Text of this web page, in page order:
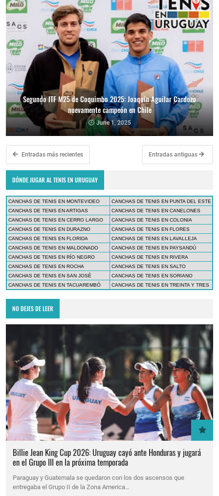
Segundo ITF M25 de Coquimbo 2025: Joaquín Aguilar Cardozo
nuevamente campeón en Chile
June 1, 2025
Entradas más recientes Entradas antiguas
DÓNDE JUGAR AL TENIS EN URUGUAY
CANCHAS DE TENIS EN MONTEVIDEO
CANCHAS DE TENIS EN PUNTA DEL ESTE
CANCHAS DE TENIS EN ARTIGAS
CANCHAS DE TENIS EN CANELONES
CANCHAS DE TENIS EN CERRO LARGO
CANCHAS DE TENIS EN COLONIA
CANCHAS DE TENIS EN DURAZNO
CANCHAS DE TENIS EN FLORES
CANCHAS DE TENIS EN FLORIDA
CANCHAS DE TENIS EN LAVALLEJA
CANCHAS DE TENIS EN MALDONADO
CANCHAS DE TENIS EN PAYSANDÚ
CANCHAS DE TENIS EN RÍO NEGRO
CANCHAS DE TENIS EN RIVERA
CANCHAS DE TENIS EN ROCHA
CANCHAS DE TENIS EN SALTO
CANCHAS DE TENIS EN SAN JOSÉ
CANCHAS DE TENIS EN SORIANO
CANCHAS DE TENIS EN TACUAREMBÓ
CANCHAS DE TENIS EN TREINTA Y TRES
NO DEJES DE LEER
Billie Jean King Cup 2026: Uruguay cayó ante Honduras y jugará
en el Grupo III en la próxima temporada
Paraguay y Guatemala se quedaron con los dos ascensos que
entregaba el Grupo II de la Zona America…